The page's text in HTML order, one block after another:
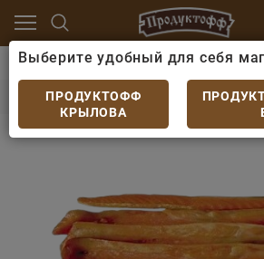
морепродукты Рыба вяленая
Форель вяленая
Выберите удобный для себя
ПРОДУКТОФФ
КРЫЛОВА